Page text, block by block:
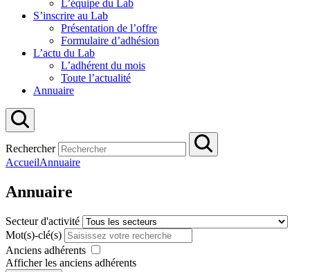
L’équipe du Lab
S’inscrire au Lab
Présentation de l’offre
Formulaire d’adhésion
L’actu du Lab
L’adhérent du mois
Toute l’actualité
Annuaire
Rechercher
AccueilAnnuaire
Annuaire
Secteur d'activité
Mot(s)-clé(s)
Anciens adhérents
Afficher les anciens adhérents